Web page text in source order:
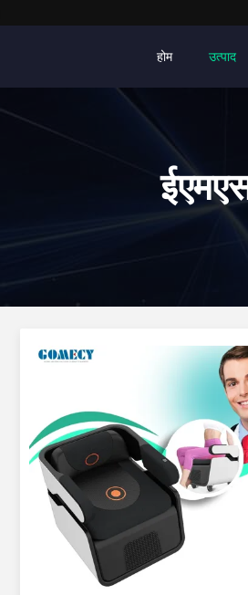
होम उत्पाद